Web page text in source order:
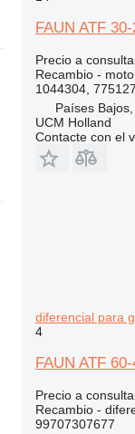
FAUN ATF
Precio a
Recambio -
1044304,
Países
UCM Holland
Contacte con el
diferencial para
4
FAUN ATF
Precio a
Recambio -
99707307677